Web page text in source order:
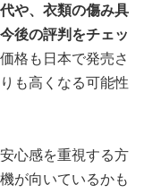
や、衣類の傷み具
後の評判をチェッ
価格も日本で発売さ
も高くなる可能性
心感を重視する方
が向いているかも